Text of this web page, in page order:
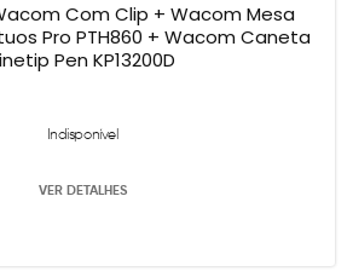
Clip + Wacom Mesa
Pro PTH860 + Wacom Caneta
Pen KP13200D
Indisponível
VER DETALHES